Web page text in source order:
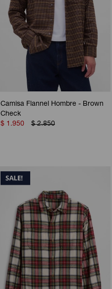
Camisa Flannel Hombre - Brown
Check
$ 1.950 $ 2.850